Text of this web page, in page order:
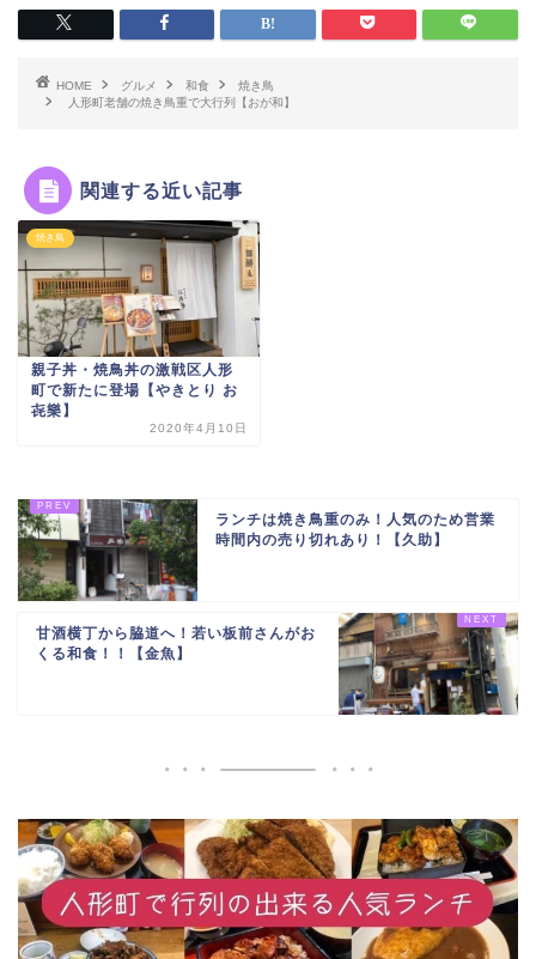
HOME グルメ 和食
焼き鳥
人形町老舗の焼き鳥重で大行列【おが和】
関連する近い記事
焼き鳥
親子丼・焼鳥丼の激戦区人形
町で新たに登場【やきとり お
㐂樂】
2020年4月10日
ランチは焼き鳥重のみ！人気のため営業
時間内の売り切れあり！【久助】
甘酒横丁から脇道へ！若い板前さんがお
くる和食！！【金魚】